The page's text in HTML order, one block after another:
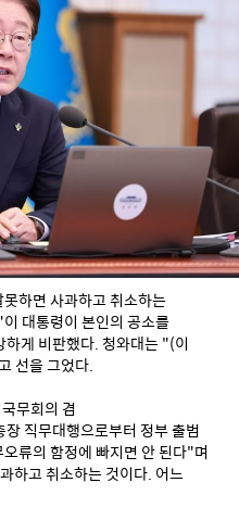
하면 사과하고 취소하는
대통령이 본인의 공소를
게 비판했다. 청와대는 "(이
선을 그었다.
무회의 겸
직무대행으로부터 정부 출범
류의 함정에 빠지면 안 된다"며
하고 취소하는 것이다. 어느